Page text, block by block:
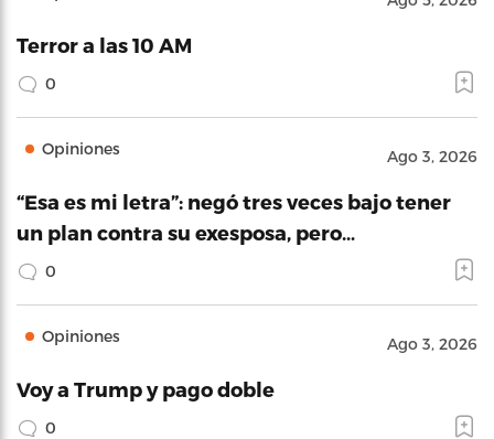
Terror a las 10 AM
0
Opiniones Ago 3, 2026
“Esa es mi letra”: negó tres veces bajo tener
un plan contra su exesposa, pero…
0
Opiniones Ago 3, 2026
Voy a Trump y pago doble
0